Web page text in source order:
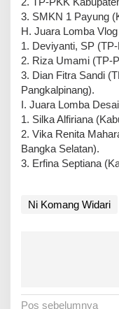
3. SMKN 1 Payung
H. Juara Lomba
1. Deviyanti, SP
2. Riza Umami (TP-
3. Dian Fitra Sandi
Pangkalpinang).
I. Juara Lomba
1. Silka Alfiriana
2. Vika Renita
Bangka Selatan).
3. Erfina Septiana
Ni Komang Widari
Pos sebelumnya